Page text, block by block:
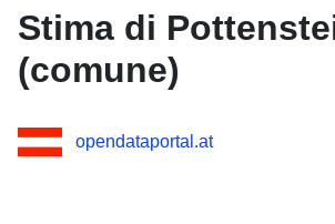
Stima di
(comune)
opendataportal.at